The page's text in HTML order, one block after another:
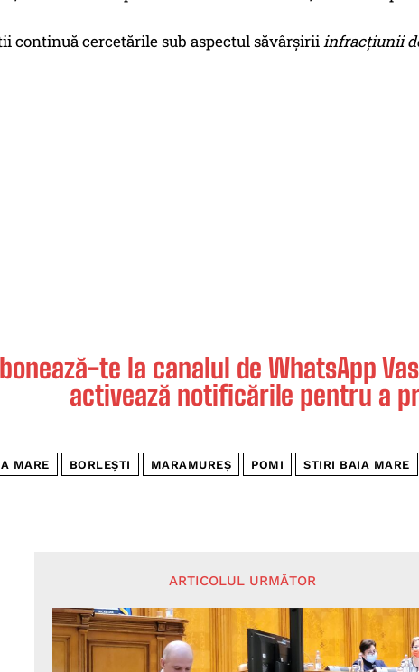
continuă cercetările sub aspectul săvârșiriiinfracțiunii
te la canalul de WhatsApp
activează notificările pentru a
MARE BORLEȘTI MARAMUREȘ POMI STIRI BAIA MARE
ARTICOLUL URMĂTOR